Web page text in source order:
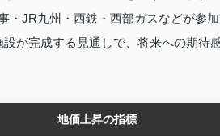
・JR九州・西鉄・西部ガスなどが参加
が完成する見通しで、将来への期待
地価上昇の指標